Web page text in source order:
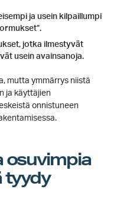
ja usein kilpaillumpi
jotka ilmestyvät
usein avainsanoja.
mutta ymmärrys niistä
ja käyttäjien
onnistuneen
osuvimpia
tyydy